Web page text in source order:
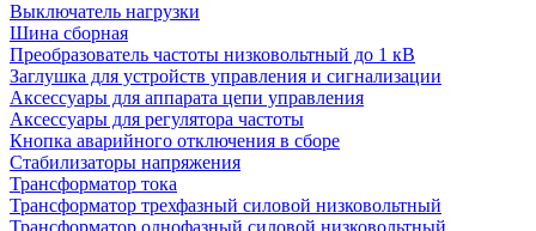
Выключатель нагрузки
Шина сборная
Преобразователь частоты низковольтный до 1 кВ
Заглушка для устройств управления и сигнализации
Аксессуары для аппарата цепи управления
Аксессуары для регулятора частоты
Кнопка аварийного отключения в сборе
Стабилизаторы напряжения
Трансформатор тока
Трансформатор трехфазный силовой низковольтный
Трансформатор однофазный силовой низковольтный